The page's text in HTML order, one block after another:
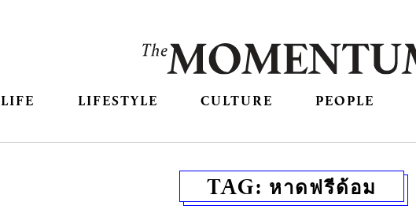
LIFE LIFESTYLE CULTURE PEOPLE
TAG: หาดฟรีด้อม